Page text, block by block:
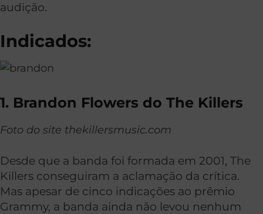
audição.
Indicados:
1. Brandon Flowers do The Killers
Foto do site thekillersmusic.com
Desde que a banda foi formada em 2001, The
Killers conseguiram a aclamação da crítica.
Mas apesar de cinco indicações ao prêmio
Grammy, a banda ainda não levou nenhum